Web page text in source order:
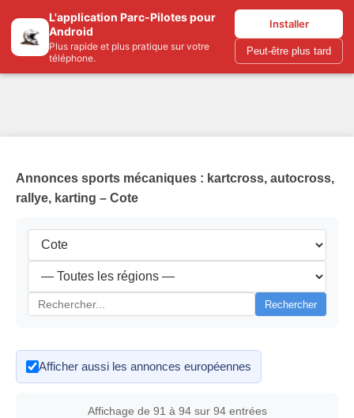
L'application Parc-Pilotes pour
Android
Plus rapide et plus pratique sur votre
téléphone.
Installer
Peut-être plus tard
Parc-pilotes.com
Annonces sports mécaniques : kartcross, autocross,
rallye, karting – Cote
Rechercher
Afficher aussi les annonces européennes
Affichage de 91 à 94 sur 94 entrées